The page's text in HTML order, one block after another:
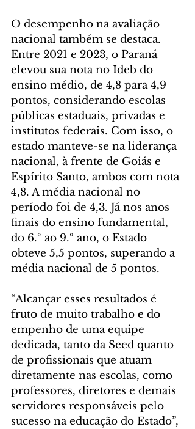
O desempenho na avaliação
nacional também se destaca.
Entre 2021 e 2023, o Paraná
elevou sua nota no Ideb do
ensino médio, de 4,8 para 4,9
pontos, considerando escolas
públicas estaduais, privadas e
institutos federais. Com isso, o
estado manteve-se na liderança
nacional, à frente de Goiás e
Espírito Santo, ambos com nota
4,8. A média nacional no
período foi de 4,3. Já nos anos
finais do ensino fundamental,
do 6.º ao 9.º ano, o Estado
obteve 5,5 pontos, superando a
média nacional de 5 pontos.
“Alcançar esses resultados é
fruto de muito trabalho e do
empenho de uma equipe
dedicada, tanto da Seed quanto
de profissionais que atuam
diretamente nas escolas, como
professores, diretores e demais
servidores responsáveis pelo
sucesso na educação do Estado”,